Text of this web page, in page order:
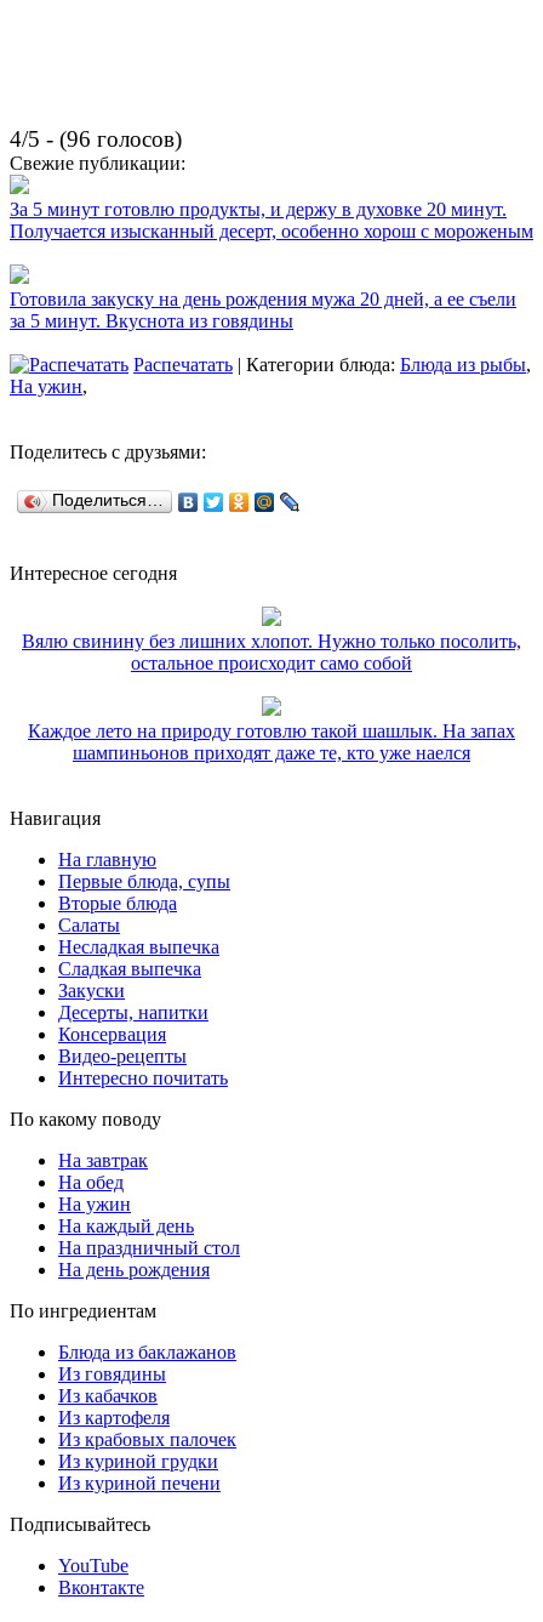
4/5 - (96 голосов)
Свежие публикации:
За 5 минут готовлю продукты, и держу в духовке 20 минут.
Получается изысканный десерт, особенно хорош с мороженым
Готовила закуску на день рождения мужа 20 дней, а ее съели
за 5 минут. Вкуснота из говядины
Распечатать | Категории блюда: Блюда из рыбы,
На ужин,
Поделитесь с друзьями:
Поделиться…
Интересное сегодня
Вялю свинину без лишних хлопот. Нужно только посолить,
остальное происходит само собой
Каждое лето на природу готовлю такой шашлык. На запах
шампиньонов приходят даже те, кто уже наелся
Навигация
На главную
Первые блюда, супы
Вторые блюда
Салаты
Несладкая выпечка
Сладкая выпечка
Закуски
Десерты, напитки
Консервация
Видео-рецепты
Интересно почитать
По какому поводу
На завтрак
На обед
На ужин
На каждый день
На праздничный стол
На день рождения
По ингредиентам
Блюда из баклажанов
Из говядины
Из кабачков
Из картофеля
Из крабовых палочек
Из куриной грудки
Из куриной печени
Подписывайтесь
YouTube
Вконтакте